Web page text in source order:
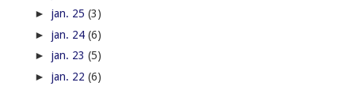
► jan. 25 (3)
► jan. 24 (6)
► jan. 23 (5)
► jan. 22 (6)